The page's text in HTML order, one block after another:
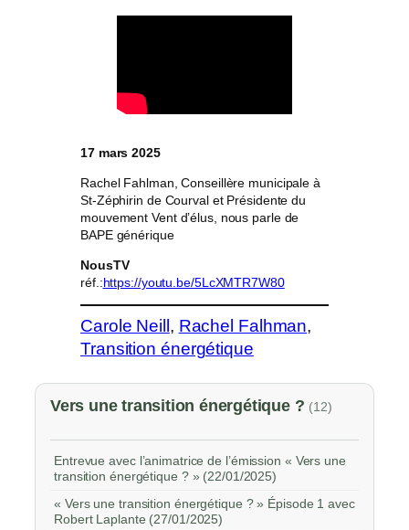
17 mars 2025
Rachel Fahlman, Conseillère municipale à
St-Zéphirin de Courval et Présidente du
mouvement Vent d’élus, nous parle de
BAPE générique
NousTV
réf.:https://youtu.be/5LcXMTR7W80
Carole Neill , Rachel Falhman
Transition énergétique
Vers une transition énergétique ? (12)
Entrevue avec l’animatrice de l’émission « Vers une
transition énergétique ? » (22/01/2025)
« Vers une transition énergétique ? » Épisode 1 avec
Robert Laplante (27/01/2025)